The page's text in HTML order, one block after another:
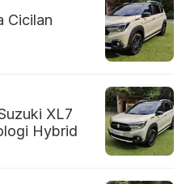
Cicilan
XL7
Hybrid